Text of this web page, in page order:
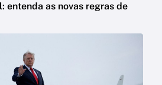
entenda as novas regras de